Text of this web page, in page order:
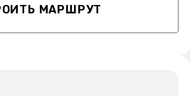
МАРШРУТ